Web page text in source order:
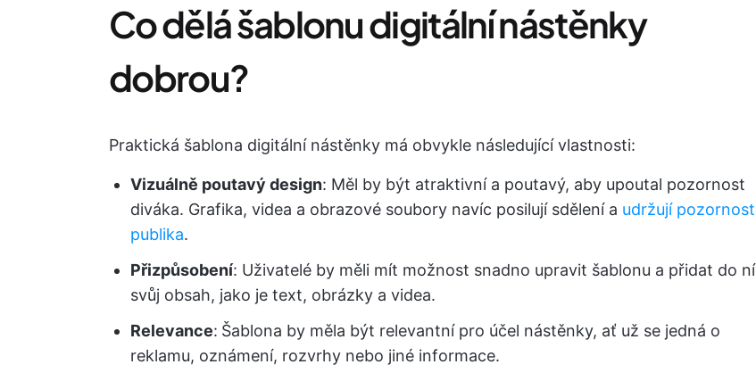
Co dělá šablonu digitální nástěnky
dobrou?
Praktická šablona digitální nástěnky má obvykle následující vlastnosti:
Vizuálně poutavý design: Měl by být atraktivní a poutavý, aby upoutal pozornost
diváka. Grafika, videa a obrazové soubory navíc posilují sdělení a udržují pozornost
publika.
Přizpůsobení: Uživatelé by měli mít možnost snadno upravit šablonu a přidat do ní
svůj obsah, jako je text, obrázky a videa.
Relevance: Šablona by měla být relevantní pro účel nástěnky, ať už se jedná o
reklamu, oznámení, rozvrhy nebo jiné informace.